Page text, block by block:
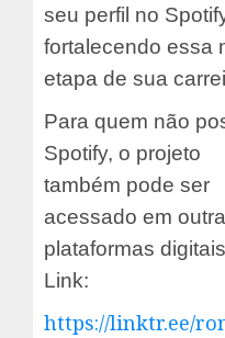
seu perfil no
fortalecendo essa
etapa de sua
Para quem não
Spotify, o projeto
também pode ser
acessado em
plataformas
Link:
https://linktr.ee/